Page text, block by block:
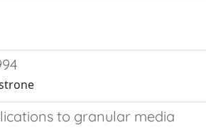
to granular media